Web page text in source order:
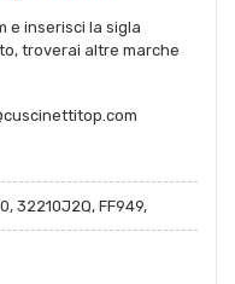
e inserisci la sigla
troverai altre marche
32210J2Q, FF949,